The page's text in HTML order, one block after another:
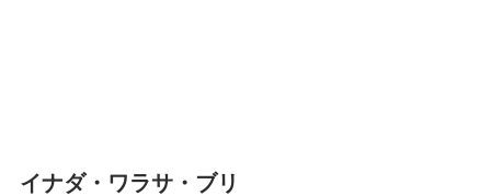
イナダ・ワラサ・ブリ